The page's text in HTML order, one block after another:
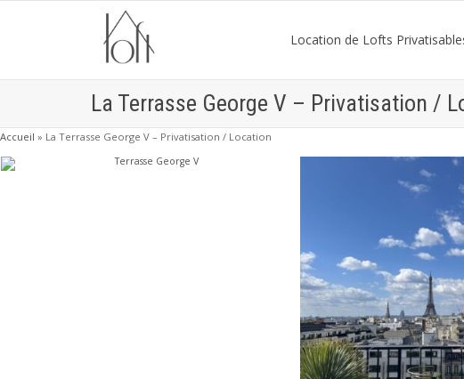
Location de Lofts
La Terrasse George V – Privatisation /
Accueil » La Terrasse George V – Privatisation / Location